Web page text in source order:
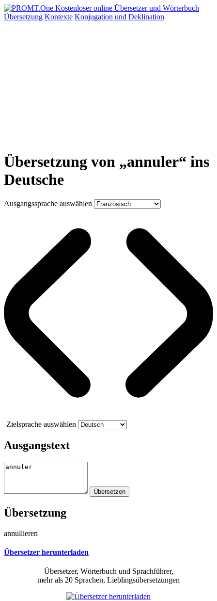
Übersetzung Kontexte Konjugation und Deklination
Übersetzung von „annuler“ ins
Deutsche
Ausgangssprache auswählen
Zielsprache auswählen
Ausgangstext
Übersetzung
annullieren
Übersetzer herunterladen
Übersetzer, Wörterbuch und Sprachführer,
mehr als 20 Sprachen, Lieblingsübersetzungen